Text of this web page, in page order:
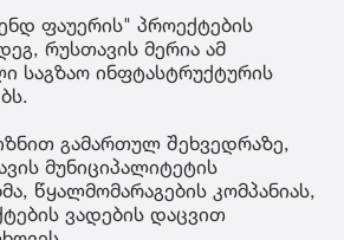
ფაუერის" პროექტების
რუსთავის მერია ამ
საგზაო ინფტასტრუქტურის
გამართულ შეხვედრაზე,
მუნიციპალიტეტის
წყალმომარაგების კომპანიას,
ვადების დაცვით